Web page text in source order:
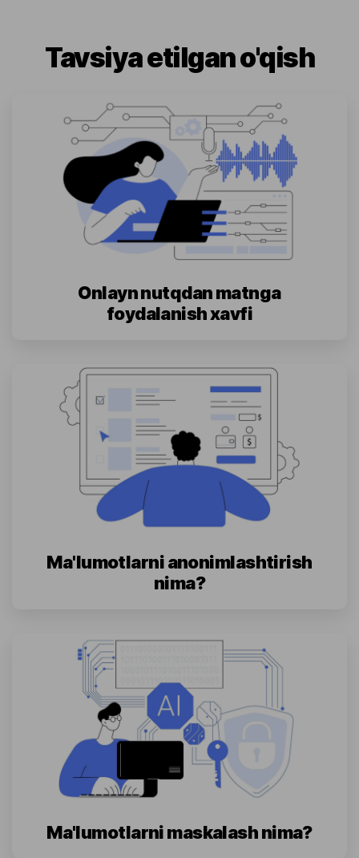
Tavsiya etilgan o'qish
Onlayn nutqdan matnga
foydalanish xavfi
Ma'lumotlarni anonimlashtirish
nima?
Ma'lumotlarni maskalash nima?